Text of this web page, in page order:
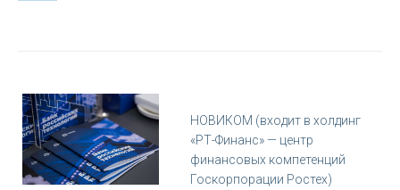
НОВИКОМ (входит в холдинг
«РТ-Финанс» — центр
финансовых компетенций
Госкорпорации Ростех)